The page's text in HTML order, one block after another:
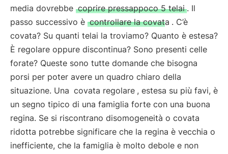
media dovrebbe coprire pressappoco 5 telai . Il
passo successivo è controllare la covata . C’è
covata? Su quanti telai la troviamo? Quanto è estesa?
È regolare oppure discontinua? Sono presenti celle
forate? Queste sono tutte domande che bisogna
porsi per poter avere un quadro chiaro della
situazione. Una covata regolare , estesa su più favi, è
un segno tipico di una famiglia forte con una buona
regina. Se si riscontrano disomogeneità o covata
ridotta potrebbe significare che la regina è vecchia o
inefficiente, che la famiglia è molto debole e non